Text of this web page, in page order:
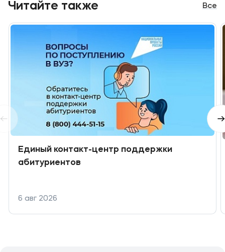
Читайте также Все
Единый контакт-центр поддержки
абитуриентов
6 авг 2026